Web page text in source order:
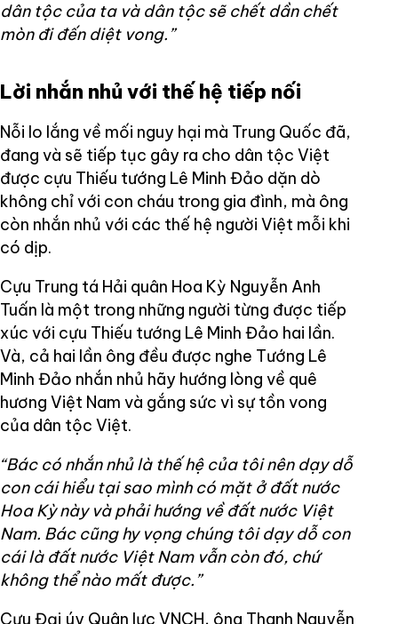
dân tộc của ta và dân tộc sẽ chết dần chết
mòn đi đến diệt vong.”
Lời nhắn nhủ với thế hệ tiếp nối
Nỗi lo lắng về mối nguy hại mà Trung Quốc đã,
đang và sẽ tiếp tục gây ra cho dân tộc Việt
được cựu Thiếu tướng Lê Minh Đảo dặn dò
không chỉ với con cháu trong gia đình, mà ông
còn nhắn nhủ với các thế hệ người Việt mỗi khi
có dịp.
Cựu Trung tá Hải quân Hoa Kỳ Nguyễn Anh
Tuấn là một trong những người từng được tiếp
xúc với cựu Thiếu tướng Lê Minh Đảo hai lần.
Và, cả hai lần ông đều được nghe Tướng Lê
Minh Đảo nhắn nhủ hãy hướng lòng về quê
hương Việt Nam và gắng sức vì sự tồn vong
của dân tộc Việt.
“Bác có nhắn nhủ là thế hệ của tôi nên dạy dỗ
con cái hiểu tại sao mình có mặt ở đất nước
Hoa Kỳ này và phải hướng về đất nước Việt
Nam. Bác cũng hy vọng chúng tôi dạy dỗ con
cái là đất nước Việt Nam vẫn còn đó, chứ
không thể nào mất được.”
Cựu Đại úy Quân lực VNCH, ông Thanh Nguyễn